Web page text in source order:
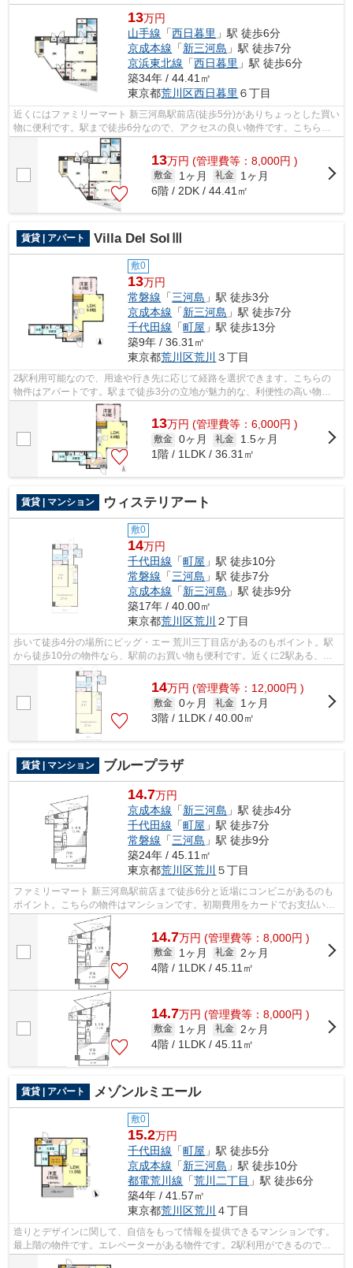
13万円
山手線 「西日暮里 」駅 徒歩6分
京成本線 「新三河島 」駅 徒歩7分
京浜東北線 「西日暮里 」駅 徒歩6分
築34年 / 44.41㎡
東京都荒川区西日暮里 ６丁目
近くにはファミリーマート 新三河島駅前店(徒歩5分)がありちょっとした買い
物に便利です。駅まで徒歩6分なので、アクセスの良い物件です。こちらは
マンションタイプになります。こちら...
13万円 (管理費等：8,000円 )
敷金 1ヶ月 礼金
1ヶ月
6階 / 2DK / 44.41㎡
賃貸 | アパート Villa Del SolⅢ
敷0
13万円
常磐線 「三河島 」駅 徒歩3分
京成本線 「新三河島 」駅 徒歩7分
千代田線 「町屋 」駅 徒歩13分
築9年 / 36.31㎡
東京都荒川区荒川 ３丁目
2駅利用可能なので、用途や行き先に応じて経路を選択できます。こちらの
物件はアパートです。駅まで徒歩3分の立地が魅力的な、利便性の高い物件
です。築9年のアパート。お客様の多種多...
13万円 (管理費等：6,000円 )
敷金 0ヶ月 礼金
1.5ヶ月
1階 / 1LDK / 36.31㎡
賃貸 | マンション ウィステリアート
敷0
14万円
千代田線 「町屋 」駅 徒歩10分
常磐線 「三河島 」駅 徒歩7分
京成本線 「新三河島 」駅 徒歩9分
築17年 / 40.00㎡
東京都荒川区荒川 ２丁目
歩いて徒歩4分の場所にビッグ・エー 荒川三丁目店があるのもポイント。駅
から徒歩10分の物件なら、駅前のお買い物も便利です。近くに2駅ある、ア
クセスが良い物件です。こちらはマンシ...
14万円 (管理費等：12,000円 )
敷金 0ヶ月 礼金
1ヶ月
3階 / 1LDK / 40.00㎡
賃貸 | マンション ブループラザ
14.7万円
京成本線 「新三河島 」駅 徒歩4分
千代田線 「町屋 」駅 徒歩7分
常磐線 「三河島 」駅 徒歩9分
築24年 / 45.11㎡
東京都荒川区荒川 ５丁目
ファミリーマート 新三河島駅前店まで徒歩6分と近場にコンビニがあるのも
ポイント。こちらの物件はマンションです。初期費用をカードでお支払いい
ただけるので、カードで決済したい方...
14.7万円 (管理費等：8,000円 )
敷金 1ヶ月 礼金
2ヶ月
4階 / 1LDK / 45.11㎡
14.7万円 (管理費等：8,000円 )
敷金 1ヶ月 礼金
2ヶ月
4階 / 1LDK / 45.11㎡
賃貸 | アパート メゾンルミエール
敷0
15.2万円
千代田線 「町屋 」駅 徒歩5分
京成本線 「新三河島 」駅 徒歩10分
都電荒川線 「荒川二丁目 」駅 徒歩6分
築4年 / 41.57㎡
東京都荒川区荒川 ４丁目
造りとデザインに関して、自信をもって情報を提供できるマンションです。
最上階の物件です。エレベーターがある物件です。2駅利用ができるので電
車の利用に役立つ物件です。トラスト・...